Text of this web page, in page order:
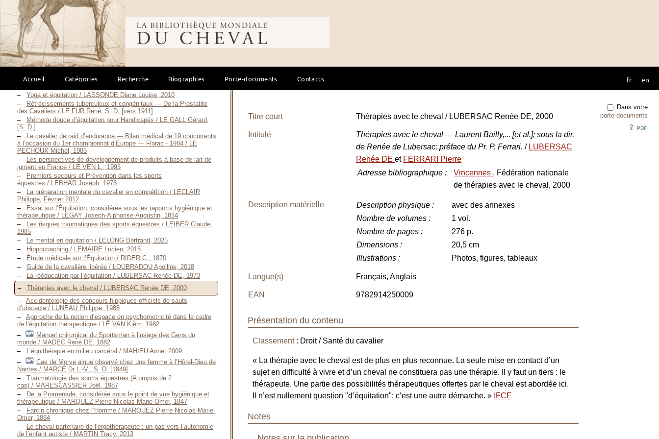
Bibliothèque mondiale du cheval
Accueil Catégories Recherche Biographies Porte-documents Contacts fr en
Belehrungen über die für Menschen und Thiere höchst gefährlichen
Folgen der Ansteckung durch / KOERBER Franz Xaver, 1848
Quelques idées sur la Morve chez l’Homme et sur le traitement
qu’elle réclame / DELAHARPE J., 1841
Analogies et différences entre la Fièvre typhoïde de l’Homme et
les Affections typhoïdes des Solipèdes / LABAT Jean-Léopold-Alfred,
1883
Ostéome du Droit interne chez un Cavalier / LALESQUE Fernand,
Étude de la traumatologie chez 60 cavaliers de CSO / LANDOIS
Yoga et équitation / LASSONDE Diane Louise, 2010
Rétrécissements tuberculeux et congénitaux — De la Prostatite
des Cavaliers / LE FUR René, S. D. [vers 1911]
Méthode douce d’équitation pour Handicapés / LE GALL Gérard,
[S. D.]
Le cavalier de raid d’endurance — Bilan médical de 19 concurrents
à l’occasion du 1er championnat d’Europe — Florac - 1984 / LE
PECHOUX Michel, 1985
Les perspectives de développement de produits à base de lait de
jument en France / LE VEN L., 1993
Premiers secours et Prévention dans les sports
équestres / LEBHAR Joseph, 1975
La préparation mentale du cavalier en compétition / LECLAIR
Philippe, Février 2012
Essai sur l’Équitation, considérée sous les rapports hygiénique et
thérapeutique / LEGAY Joseph-Alphonse-Augustin, 1834
Les risques traumatiques des sports équestres / LEIBER Claude,
1985
Le mental en équitation / LELONG Bertrand, 2025
Hippocoaching / LEMAIRE Lucien, 2015
Étude médicale sur l’Équitation / RIDER C., 1870
Guide de la cavalière libérée / LOUBRADOU Apolline, 2018
La rééducation par l’équitation / LUBERSAC Renée DE, 1973
Thérapies avec le cheval / LUBERSAC Renée DE, 2000
Accidentologie des concours hippiques officiels de sauts
d’obstacle / LUNEAU Philippe, 1988
Approche de la notion d’espace en psychomotricité dans le cadre
de l’équitation thérapeutique / LÊ VAN Kiêm, 1982
Manuel chirurgical du Sportsman à l’usage des Gens du
monde / MADEC René DE, 1882
L’équithérapie en milieu carcéral / MAHIEU Anne, 2009
Cas de Morve aiguë observé chez une femme à l’Hôtel-Dieu de
Nantes / MARCÉ Dr L.-V., S. D. [1849]
Traumatologie des sports équestres (A propos de 2
cas) / MARESCASSIER Joël, 1987
De la Promenade, considérée sous le point de vue hygiénique et
thérapeutique / MARQUEZ Pierre-Nicolas-Marie-Omer, 1847
Farcin chronique chez l’Homme / MARQUEZ Pierre-Nicolas-Marie-
Omer, 1884
Le cheval partenaire de l’ergothérapeute : un pas vers l’autonomie
de l’enfant autiste / MARTIN Tracy, 2013
Dans votre
porte-documents
⇪ PDF
Titre court Thérapies avec le cheval / LUBERSAC Renée DE, 2000
Intitulé
Thérapies avec le cheval — Laurent Bailly,... [et al.]; sous la dir.
de Renée de Lubersac; préface du Pr. P. Ferrari./ LUBERSAC
Renée DEet FERRARI Pierre
Adresse bibliographique : Vincennes , Fédération nationale
de thérapies avec le cheval, 2000
Description matérielle Description physique :
avec des annexes
Nombre de volumes :
1 vol.
Nombre de pages :
276 p.
Dimensions :
20,5 cm
Illustrations : Photos, figures, tableaux
Langue(s) Français, Anglais
EAN 9782914250009
Présentation du contenu
Classement: Droit / Santé du cavalier
« La thérapie avec le cheval est de plus en plus reconnue. La seule mise en contact d’un
sujet en difficulté à vivre et d’un cheval ne constituera pas une thérapie. Il y faut un tiers : le
thérapeute. Une partie des possibilités thérapeutiques offertes par le cheval est abordée ici.
Il n’est nullement question "d’équitation"; c’est une autre démarche. » IFCE
Notes